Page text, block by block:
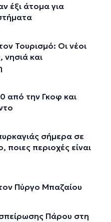
έξι άτομα για
Τουρισμό: Οι νέοι
νησιά και
από την Γκοφ και
σήμερα σε
ποιες περιοχές είναι
Πύργο Μπαζαίου
Πάρου στη